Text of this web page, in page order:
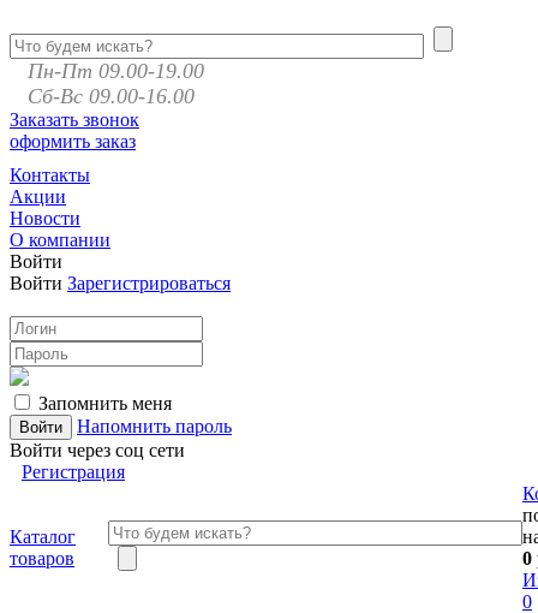
Пн-Пт 09.00-19.00
Сб-Вс 09.00-16.00
Заказать звонок
оформить заказ
Контакты
Акции
Новости
О компании
Войти
Войти Зарегистрироваться
Запомнить меня
Напомнить пароль
Войти через соц сети
Регистрация
Каталог
товаров
0
0